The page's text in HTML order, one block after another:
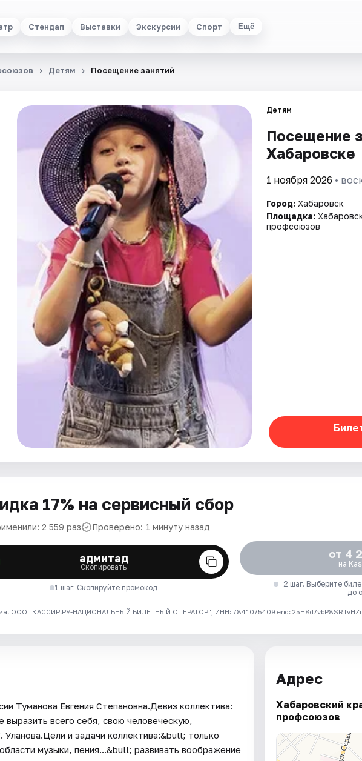
Стендап Выставки Экскурсии Спорт Ещё
Детям Посещение занятий
Детям
Посещение
Хабаровске
1 ноября 2026 •
Город: Хабаровск
Площадка:
профсоюзов
17% на сервисный сбор
2 559 раз Проверено: 1 минуту назад
адмитад
Скопировать
1 шаг. Скопируйте промокод
от 4
на
2 шаг. Выберите
до
ООО "КАССИР.РУ-НАЦИОНАЛЬНЫЙ БИЛЕТНЫЙ ОПЕРАТОР", ИНН: 7841075409 erid:
Туманова Евгения Степановна.Девиз коллектива:
всего себя, свою человеческую,
и задачи коллектива:&bull; только
музыки, пения...&bull; развивать воображение
Адрес
Хабаровский
профсоюзов